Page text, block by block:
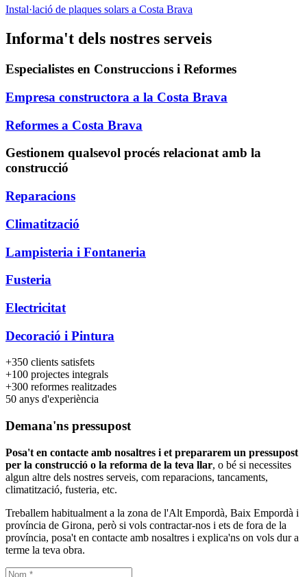
Instal·lació de plaques solars a Costa Brava
Informa't dels nostres serveis
Especialistes en Construccions i Reformes
Empresa constructora a la Costa Brava
Reformes a Costa Brava
Gestionem qualsevol procés relacionat amb la
construcció
Reparacions
Climatització
Lampisteria i Fontaneria
Fusteria
Electricitat
Decoració i Pintura
+350 clients satisfets
+100 projectes integrals
+300 reformes realitzades
50 anys d'experiència
Demana'ns pressupost
Posa't en contacte amb nosaltres i et prepararem un pressupost
per la construcció o la reforma de la teva llar, o bé si necessites
algun altre dels nostres serveis, com reparacions, tancaments,
climatització, fusteria, etc.
Treballem habitualment a la zona de l'Alt Empordà, Baix Empordà i
província de Girona, però si vols contractar-nos i ets de fora de la
província, posa't en contacte amb nosaltres i explica'ns on vols dur a
terme la teva obra.